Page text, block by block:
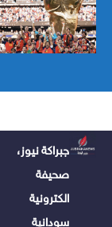
جبراكة نيوز،
صحيفة
الكترونية
سودانية